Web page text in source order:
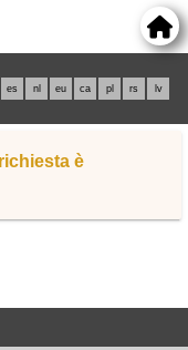
es nl eu ca pl rs lv
è